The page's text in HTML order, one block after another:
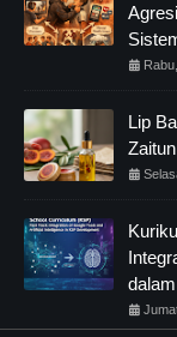
Lip